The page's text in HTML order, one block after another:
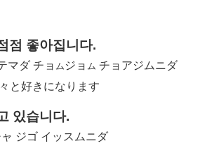
점 좋아집니다.
マダ チョ ム ジョ ム チョアジムニダ
と好きになります
있습니다.
ジゴ イッスムニダ